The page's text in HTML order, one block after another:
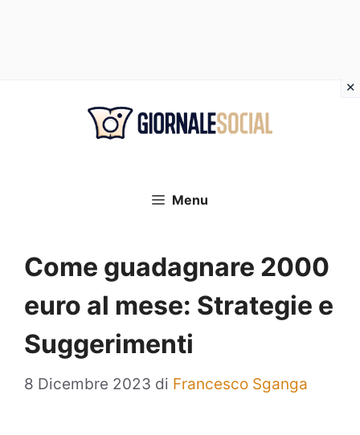
Menu
Come guadagnare 2000
euro al mese: Strategie e
Suggerimenti
8 Dicembre 2023 di Francesco Sganga